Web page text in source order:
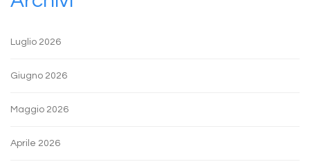
Luglio 2026
Giugno 2026
Maggio 2026
Aprile 2026